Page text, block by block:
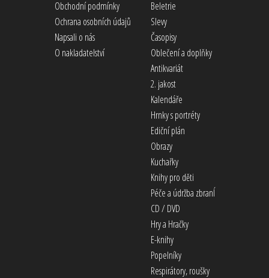
Obchodní podmínky
Ochrana osobních údajů
Napsali o nás
O nakladatelství
Beletrie
Slevy
Časopisy
Oblečení a doplňky
Antikvariát
2. jakost
Kalendáře
Hrnky s portréty
Ediční plán
Obrazy
Kuchařky
Knihy pro děti
Péče a údržba zbranÍ
CD / DVD
Hry a Hračky
E-knihy
Popelníky
Respirátory, roušky